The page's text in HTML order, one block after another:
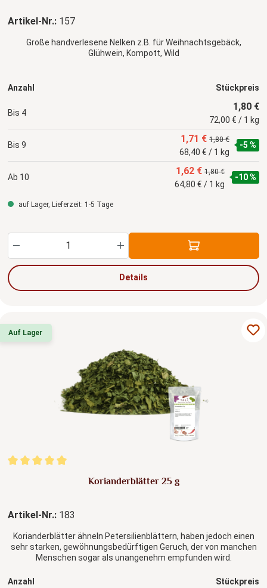
Artikel-Nr.: 157
Große handverlesene Nelken z.B. für Weihnachtsgebäck,
Glühwein, Kompott, Wild
Anzahl Stückpreis
Bis 4
1,80 €
72,00 € / 1 kg
Bis 9
1,71 € 1,80 €
68,40 € / 1 kg
-5 %
Ab 10
1,62 € 1,80 €
64,80 € / 1 kg
-10 %
auf Lager, Lieferzeit: 1-5 Tage
Produkt Anzahl: Gib den gewünschten Wert
Details
Auf Lager
Durchschnittliche Bewertung von 5 von 5 Sternen
Korianderblätter 25 g
Artikel-Nr.: 183
Korianderblätter ähneln Petersilienblättern, haben jedoch einen
sehr starken, gewöhnungsbedürftigen Geruch, der von manchen
Menschen sogar als unangenehm empfunden wird.
Anzahl Stückpreis